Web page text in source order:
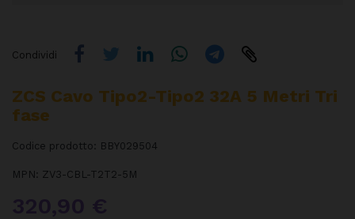
Condividi
ZCS Cavo Tipo2-Tipo2 32A 5 Metri Tri
Fase
Codice prodotto: BBY029504
MPN: ZV3-CBL-T2T2-5M